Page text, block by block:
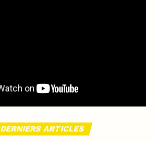
DERNIERS ARTICLES